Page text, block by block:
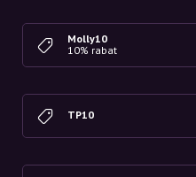
Molly10
10% rabat
TP10